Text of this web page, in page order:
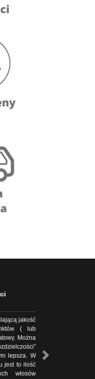
jakość
( lub
Można
lepsza. W
jest to ilość
włosów